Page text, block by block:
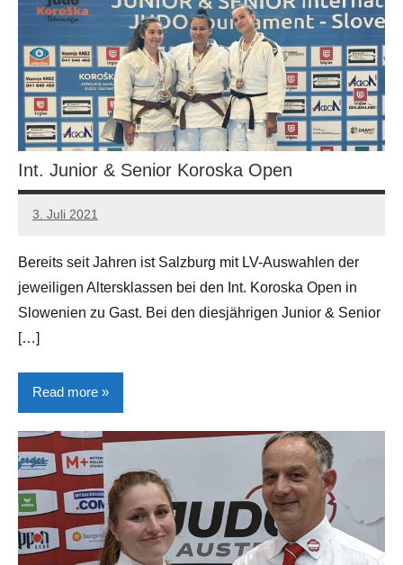
Int. Junior & Senior Koroska Open
3. Juli 2021
Manfred
Bereits seit Jahren ist Salzburg mit LV-Auswahlen der
jeweiligen Altersklassen bei den Int. Koroska Open in
Slowenien zu Gast. Bei den diesjährigen Junior & Senior
[…]
Read more
Allgemein